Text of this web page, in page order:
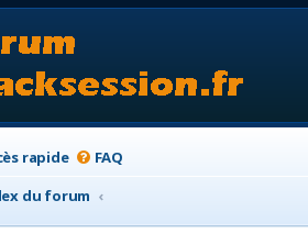
rapide FAQ
du forum